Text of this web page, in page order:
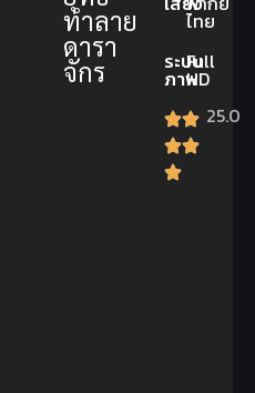
ทำลาย
ดารา
จักร
ไทย
ระบบ
ภาพ
Full
HD
25.0